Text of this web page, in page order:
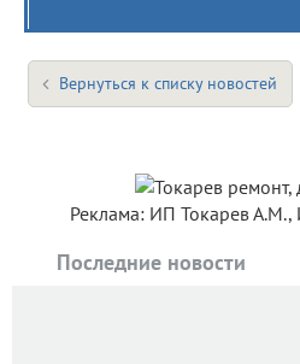
Вернуться к списку новостей
Реклама: ИП Токарев
Последние новости